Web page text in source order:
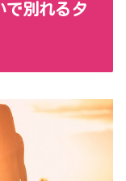
別れるタ